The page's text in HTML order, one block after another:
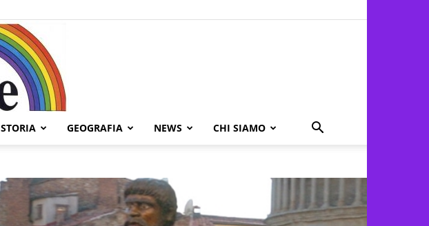
STORIA GEOGRAFIA NEWS CHI SIAMO